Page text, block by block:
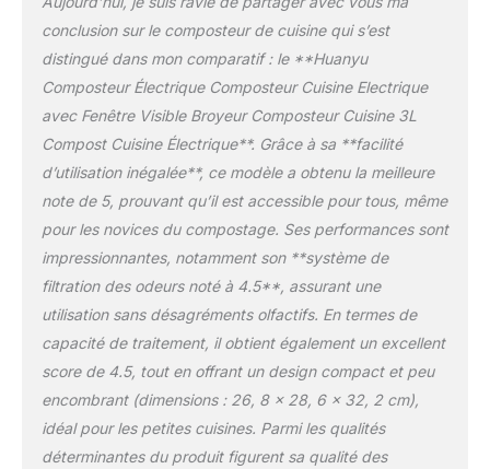
ou un nettoyage
automatique d’une
simple pression. Le bac
amovible est compatible
lave-vaisselle.
Conseils pour un
mode Crush réduit
rapidement le volume et
les odeurs avec une
faible consommation
mode Ferment favorise la
production d’un
compost de haute
qualité grâce à une
Choisissez l’option
adaptée à vos besoins
pour obtenir les meilleurs
nourriture, les amidons,
les plantes et les feuilles
en pot et les
biomatériaux
biodégradables. Veillez à
ne pas mettre de fumée,
de métal et de couches
dans le composteur.
Nous recommandons
une capacité d'environ
2,5 litres par utilisation.
【Fonctionnement
simple et intelligent】Le
composteur électrique
intelligent est très facile à
utiliser, il y a 3 volumes
(faible, moyen et grand)
et 3 modes (rapide,
standard et ferment) au
total. Il suffit de mettre
conclusion sur le composteur de cuisine qui s’est
distingué dans mon comparatif : le **Huanyu
Composteur Électrique Composteur Cuisine Electrique
avec Fenêtre Visible Broyeur Composteur Cuisine 3L
Compost Cuisine Électrique**. Grâce à sa **facilité
d’utilisation inégalée**, ce modèle a obtenu la meilleure
note de 5, prouvant qu’il est accessible pour tous, même
pour les novices du compostage. Ses performances sont
impressionnantes, notamment son **système de
filtration des odeurs noté à 4.5**, assurant une
utilisation sans désagréments olfactifs. En termes de
capacité de traitement, il obtient également un excellent
score de 4.5, tout en offrant un design compact et peu
encombrant (dimensions : 26, 8 x 28, 6 x 32, 2 cm),
idéal pour les petites cuisines. Parmi les qualités
déterminantes du produit figurent sa qualité des